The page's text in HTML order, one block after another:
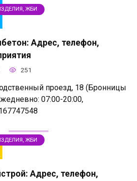
ЖБИ
Адрес, телефон,
251
проезд, 18 (Бронницы
07:00-20:00,
ЖБИ
Адрес, телефон,